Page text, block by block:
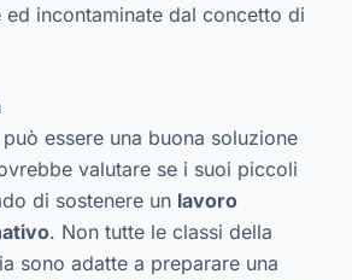
ed incontaminate dal concetto di
essere una buona soluzione
valutare se i suoi piccoli
di sostenere un lavoro
. Non tutte le classi della
sono adatte a preparare una